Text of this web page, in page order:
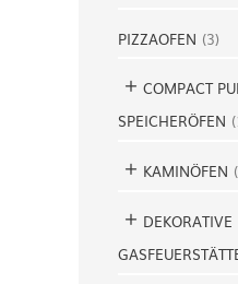
PIZZAOFEN (3)
COMPACT
SPEICHERÖFEN (
KAMINÖFEN (
DEKORATIVE